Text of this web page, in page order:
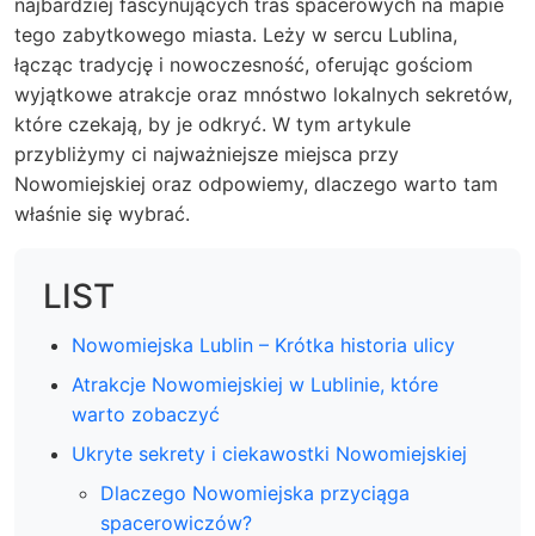
najbardziej fascynujących tras spacerowych na mapie
tego zabytkowego miasta. Leży w sercu Lublina,
łącząc tradycję i nowoczesność, oferując gościom
wyjątkowe atrakcje oraz mnóstwo lokalnych sekretów,
które czekają, by je odkryć. W tym artykule
przybliżymy ci najważniejsze miejsca przy
Nowomiejskiej oraz odpowiemy, dlaczego warto tam
właśnie się wybrać.
LIST
Nowomiejska Lublin – Krótka historia ulicy
Atrakcje Nowomiejskiej w Lublinie, które
warto zobaczyć
Ukryte sekrety i ciekawostki Nowomiejskiej
Dlaczego Nowomiejska przyciąga
spacerowiczów?